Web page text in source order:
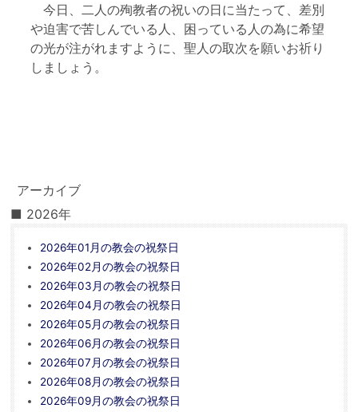
今日、二人の殉教者の祝いの日に当たって、差別
や迫害で苦しんでいる人、困っている人の為に希望
の光が注がれますように、聖人の取次を願いお祈り
しましょう。
アーカイブ
■ 2026年
2026年01月の教会の祝祭日
2026年02月の教会の祝祭日
2026年03月の教会の祝祭日
2026年04月の教会の祝祭日
2026年05月の教会の祝祭日
2026年06月の教会の祝祭日
2026年07月の教会の祝祭日
2026年08月の教会の祝祭日
2026年09月の教会の祝祭日